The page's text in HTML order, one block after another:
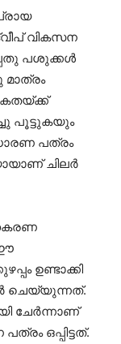
വികസന
പശുക്കള്‍
പൂട്ടുകയും
പത്രം
ചിലര്‍
ഈ
ഉണ്ടാക്കി
ചെയ്യുന്നത്.
ചേര്‍ന്നാണ്
ഒപ്പിട്ടത്.